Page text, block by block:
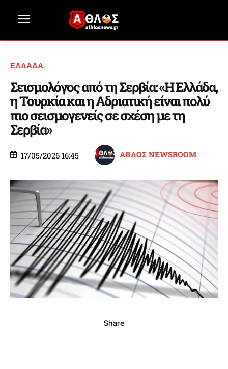
ΕΛΛΑΔΑ
Σεισμολόγος από τη Σερβία: «Η Ελλάδα,
η Τουρκία και η Αδριατική είναι πολύ
πιο σεισμογενείς σε σχέση με τη
Σερβία»
17/05/2026 16:45 ΑΘΛΟΣ NEWSROOM
Share